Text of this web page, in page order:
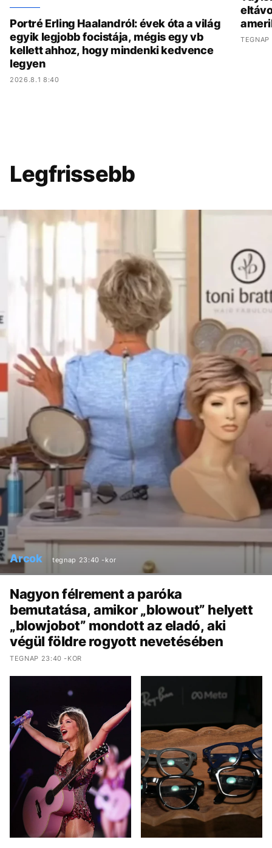
Portré Erling Haalandról: évek óta a világ
egyik legjobb focistája, mégis egy vb
kellett ahhoz, hogy mindenki kedvence
legyen
2026.8.1 8:40
Legfrissebb
Arcok tegnap 23:40 -kor
Nagyon félrement a paróka
bemutatása, amikor „blowout” helyett
„blowjobot” mondott az eladó, aki
végül földre rogyott nevetésében
TEGNAP 23:40 -KOR